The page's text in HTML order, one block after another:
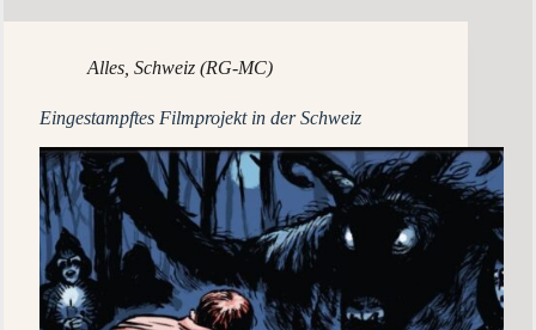
Alles Schweiz (RG-MC)
Eingestampftes Filmprojekt in der Schweiz